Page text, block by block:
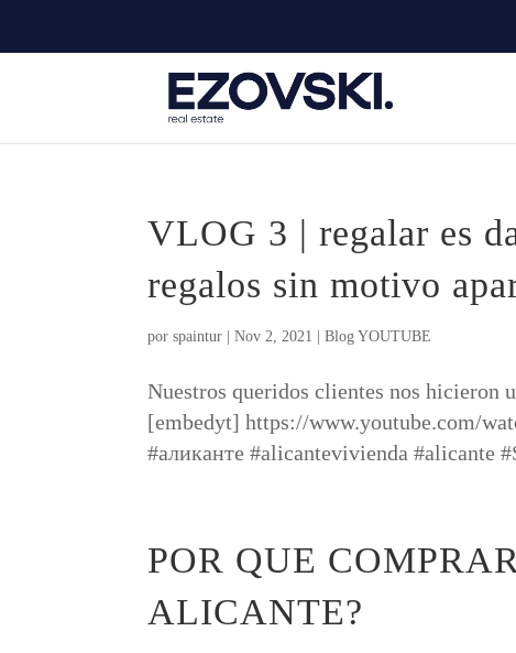
VLOG 3 | regalar es
regalos sin motivo
porspaintur |Nov 2, 2021 |Blog YOUTUBE
Nuestros queridos clientes nos hicieron
[embedyt] https://www.youtube.com/
#аликанте #alicantevivienda #alicante
POR QUE
ALICANTE?